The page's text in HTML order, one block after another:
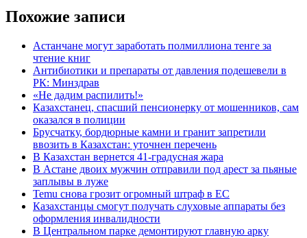
Похожие записи
Астанчане могут заработать полмиллиона тенге за
чтение книг
Антибиотики и препараты от давления подешевели в
РК: Минздрав
«Не дадим распилить!»
Казахстанец, спасший пенсионерку от мошенников, сам
оказался в полиции
Брусчатку, бордюрные камни и гранит запретили
ввозить в Казахстан: уточнен перечень
В Казахстан вернется 41-градусная жара
В Астане двоих мужчин отправили под арест за пьяные
заплывы в луже
Temu снова грозит огромный штраф в ЕС
Казахстанцы смогут получать слуховые аппараты без
оформления инвалидности
В Центральном парке демонтируют главную арку